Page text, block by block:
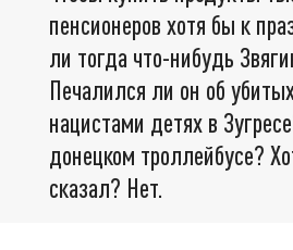
пенсионеров хотя бы к
ли тогда что-нибудь
Печалился ли он об
нацистами детях в
донецком троллейбусе?
сказал? Нет.